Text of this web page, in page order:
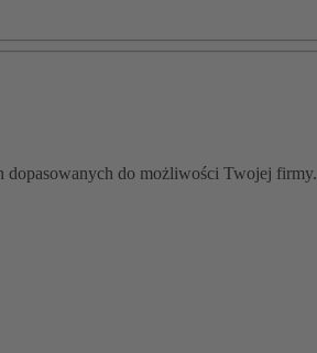
dopasowanych do możliwości Twojej firmy.